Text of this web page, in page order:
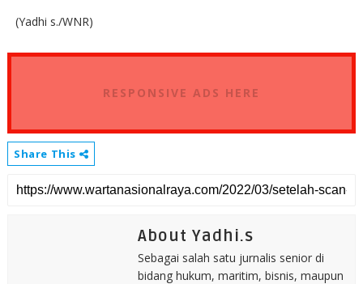
(Yadhi s./WNR)
RESPONSIVE ADS HERE
Share This
About Yadhi.s
Sebagai salah satu jurnalis senior di
bidang hukum, maritim, bisnis, maupun